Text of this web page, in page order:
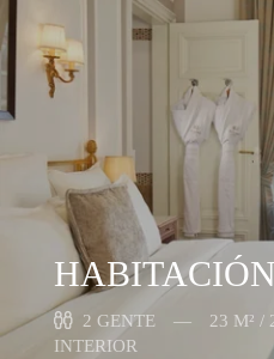
2 GENTE 23 M² /
INTERIOR